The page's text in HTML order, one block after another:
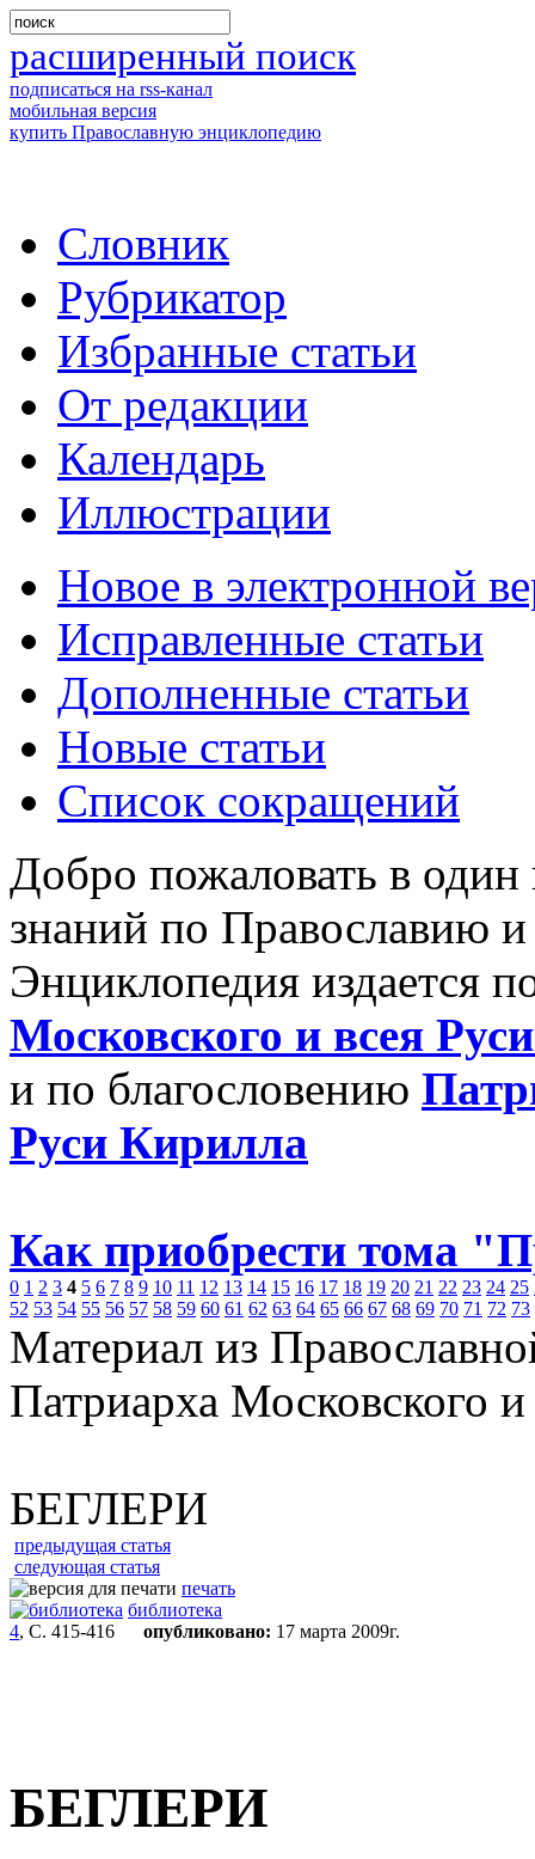
расширенный поиск
подписаться на rss-канал
мобильная версия
купить Православную энциклопедию
Словник
Рубрикатор
Избранные статьи
От редакции
Календарь
Иллюстрации
Новое в электронной
Исправленные статьи
Дополненные статьи
Новые статьи
Список сокращений
Добро пожаловать в
знаний по Православию
Энциклопедия издается
Московского и всея
и по благословению
Руси Кирилла
Как приобрести тома
0 1 2 3 4 5 6 7 8 9 10 11 12 13 14 15 16 17 18 19 20 21 22 23 24 25
52 53 54 55 56 57 58 59 60 61 62 63 64 65 66 67 68 69 70 71 72 73
Материал из
Патриарха Московского
БЕГЛЕРИ
предыдущая статья
следующая статья
печать
библиотека
4, С. 415-416 опубликовано: 17 марта 2009г.
БЕГЛЕРИ